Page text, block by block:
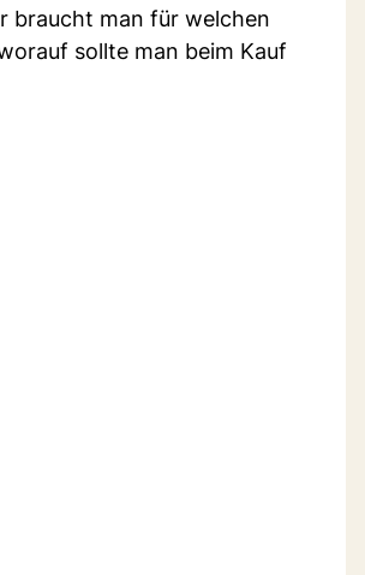
braucht man für welchen
sollte man beim Kauf